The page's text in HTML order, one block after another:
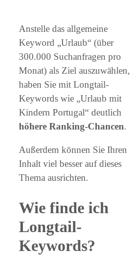
Anstelle das allgemeine
Keyword „Urlaub“ (über
300.000 Suchanfragen pro
Monat) als Ziel auszuwählen,
haben Sie mit Longtail-
Keywords wie „Urlaub mit
Kindern Portugal“ deutlich
höhere Ranking-Chancen.
Außerdem können Sie Ihren
Inhalt viel besser auf dieses
Thema ausrichten.
Wie finde ich
Longtail-
Keywords?